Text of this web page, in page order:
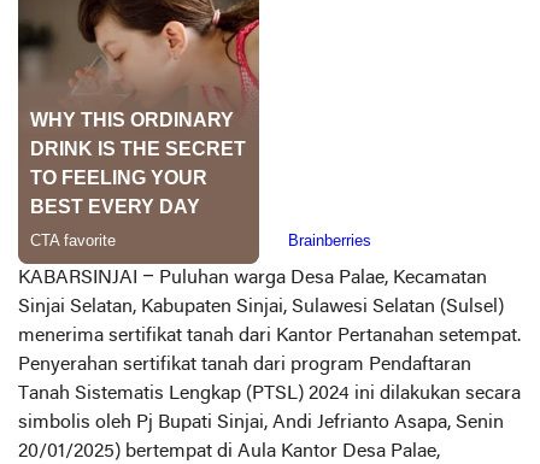
KABARSINJAI
– Puluhan warga Desa Palae, Kecamatan
Sinjai Selatan, Kabupaten Sinjai, Sulawesi Selatan (Sulsel)
menerima sertifikat tanah dari Kantor Pertanahan setempat.
Penyerahan sertifikat tanah dari program Pendaftaran
Tanah Sistematis Lengkap (PTSL) 2024 ini dilakukan secara
simbolis oleh Pj Bupati Sinjai, Andi Jefrianto Asapa, Senin
20/01/2025) bertempat di Aula Kantor Desa Palae,